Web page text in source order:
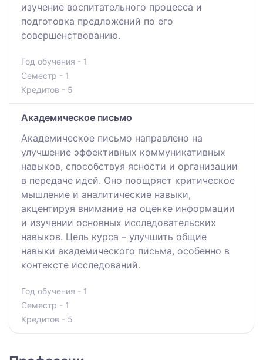
изучение воспитательного процесса и
подготовка предложений по его
совершенствованию.
Год обучения - 1
Семестр - 1
Кредитов - 5
Академическое письмо
Академическое письмо направлено на
улучшение эффективных коммуникативных
навыков, способствуя ясности и организации
в передаче идей. Оно поощряет критическое
мышление и аналитические навыки,
акцентируя внимание на оценке информации
и изучении основных исследовательских
навыков. Цель курса – улучшить общие
навыки академического письма, особенно в
контексте исследований.
Год обучения - 1
Семестр - 1
Кредитов - 5